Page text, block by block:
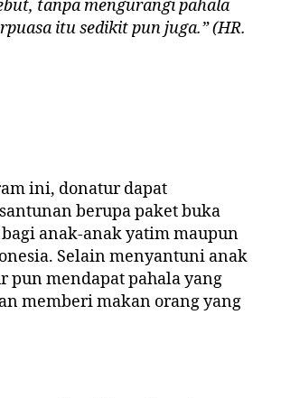
tanpa mengurangi pahala
itu sedikit pun juga.” (HR.
ini, donatur dapat
berupa paket buka
anak-anak yatim maupun
Selain menyantuni anak
pun mendapat pahala yang
memberi makan orang yang